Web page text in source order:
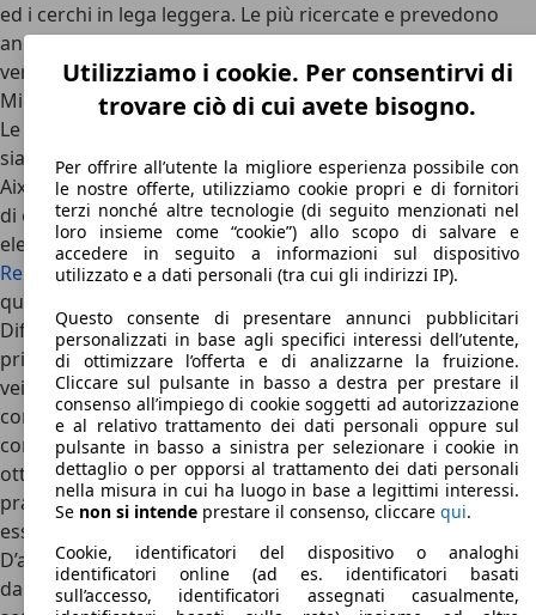
ed i cerchi in lega leggera. Le più ricercate e prevedono
anche un piccolo spoiler e la possibilità di scegliere la
vernice bicolore e qualche orpello cromato.
Microcar Virgo: concorrenti e conclusioni
Le concorrenti della Microcar Virgo sono quadricicli leggeri
sia a motore che elettrici come le microcar Chatenet o
Aixam, le sue principali rivali in ambito di motori termici e
di offerta di prodotto. Oggi si sono affiancate altri modelli
elettrici come la nuovaCitroen Amio l’Opel Rocks, infine la
Renault Twizyche è stata la prima ad essere elettrica in
questo mondo di miscele e motori.
Difficile parlare di smart fortwo come concorrente, in
primis perché la citycar tedesca ultra compatta è un
veicolo e non un quadriciclo e poi perché ballano qualcosa
come 30 centimetri in lunghezza. Microcar Virgo si pone
come una soluzione sì adatta per la città, grazie al suo
ottimo raggio di sterzata, la possibilità di parcheggiarla
praticamente ovunque (e sulle strisce blu non si paga
essendo un quadriciclo leggero), ed ai consumi ridotti.
D’altro canto, l’assenza di sistemi di sicurezza, già a partire
dagli airbag, dovrebbe porre l’accento sulle regole cui sono
Utilizziamo i cookie. Per consentirvi di
trovare ciò di cui avete bisogno.
Per offrire all’utente la migliore esperienza possibile con
le nostre offerte, utilizziamo cookie propri e di fornitori
terzi nonché altre tecnologie (di seguito menzionati nel
loro insieme come “cookie”) allo scopo di salvare e
accedere in seguito a informazioni sul dispositivo
utilizzato e a dati personali (tra cui gli indirizzi IP).
Questo consente di presentare annunci pubblicitari
personalizzati in base agli specifici interessi dell’utente,
di ottimizzare l’offerta e di analizzarne la fruizione.
Cliccare sul pulsante in basso a destra per prestare il
consenso all’impiego di cookie soggetti ad autorizzazione
e al relativo trattamento dei dati personali oppure sul
pulsante in basso a sinistra per selezionare i cookie in
dettaglio o per opporsi al trattamento dei dati personali
nella misura in cui ha luogo in base a legittimi interessi.
Se non si intende prestare il consenso, cliccare qui.
Cookie, identificatori del dispositivo o analoghi
identificatori online (ad es. identificatori basati
sull’accesso, identificatori assegnati casualmente,